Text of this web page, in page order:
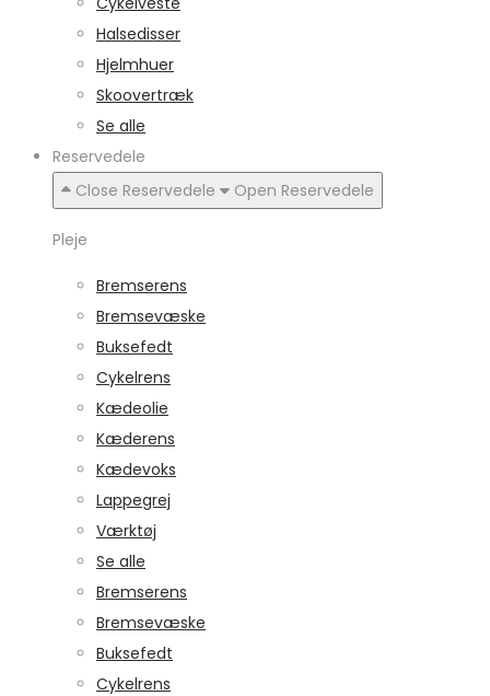
Halsedisser
Hjelmhuer
Skoovertræk
Se alle
Reservedele
Close Reservedele
Open Reservedele
Pleje
Bremserens
Bremsevæske
Buksefedt
Cykelrens
Kædeolie
Kæderens
Kædevoks
Lappegrej
Værktøj
Se alle
Bremserens
Bremsevæske
Buksefedt
Cykelrens